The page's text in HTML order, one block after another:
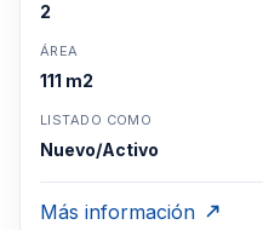
2
ÁREA
111 m2
LISTADO COMO
Nuevo/Activo
Más información